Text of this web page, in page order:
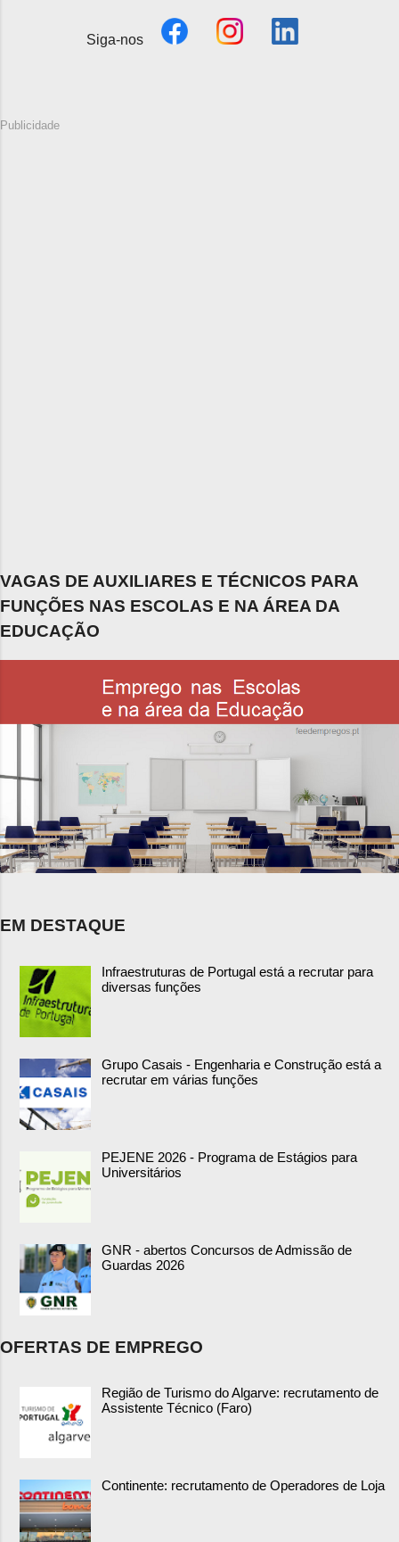
Siga-nos
Publicidade
VAGAS DE AUXILIARES E TÉCNICOS PARA
FUNÇÕES NAS ESCOLAS E NA ÁREA DA
EDUCAÇÃO
EM DESTAQUE
Infraestruturas de Portugal está a recrutar para
diversas funções
Grupo Casais - Engenharia e Construção está a
recrutar em várias funções
PEJENE 2026 - Programa de Estágios para
Universitários
GNR - abertos Concursos de Admissão de
Guardas 2026
OFERTAS DE EMPREGO
Região de Turismo do Algarve: recrutamento de
Assistente Técnico (Faro)
Continente: recrutamento de Operadores de Loja